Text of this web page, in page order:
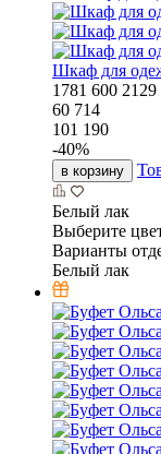
Шкаф для
1781 600 2129
60 714
101 190
-40%
в корзину
Белый лак
Выберите
Варианты
Белый лак